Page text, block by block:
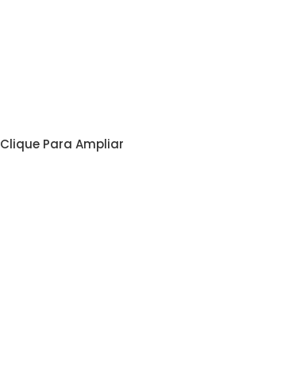
Clique Para Ampliar